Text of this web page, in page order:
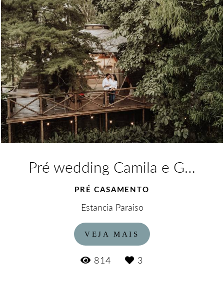
Pré wedding Camila e Glemistein
PRÉ CASAMENTO
Estancia Paraiso
VEJA MAIS
814 3